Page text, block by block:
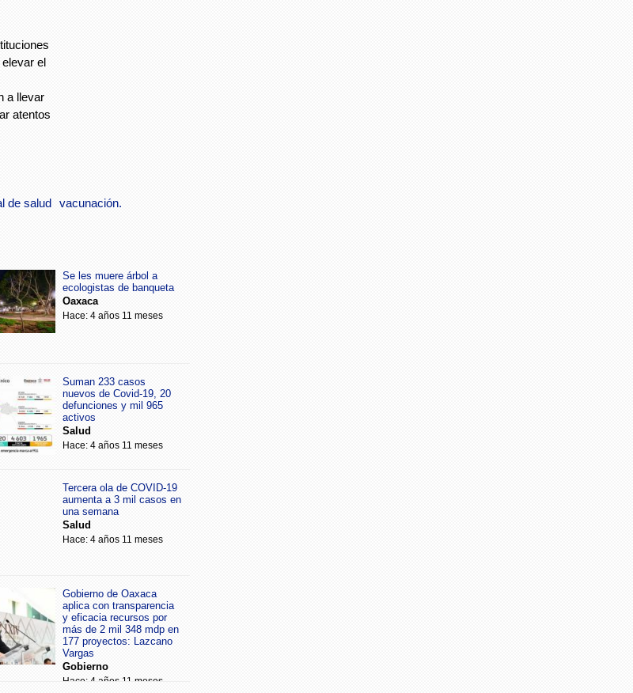
el
a llevar
atentos
de salud vacunación.
Se les muere árbol a
ecologistas de banqueta
Oaxaca
Hace: 4 años 11 meses
Suman 233 casos
nuevos de Covid-19, 20
defunciones y mil 965
activos
Salud
Hace: 4 años 11 meses
Tercera ola de COVID-19
aumenta a 3 mil casos en
una semana
Salud
Hace: 4 años 11 meses
Gobierno de Oaxaca
aplica con transparencia
y eficacia recursos por
más de 2 mil 348 mdp en
177 proyectos: Lazcano
Vargas
Gobierno
Hace: 4 años 11 meses